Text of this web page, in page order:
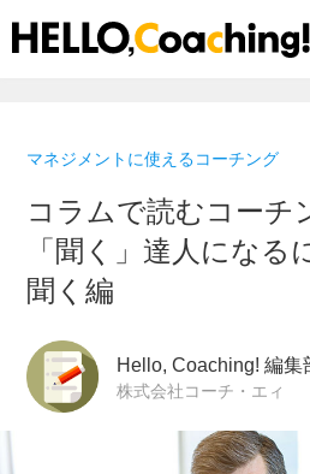
マネジメントに使えるコーチング
コラムで読むコーチ
「聞く」達人になる
聞く編
Hello, Coaching! 編集
株式会社コーチ・エィ